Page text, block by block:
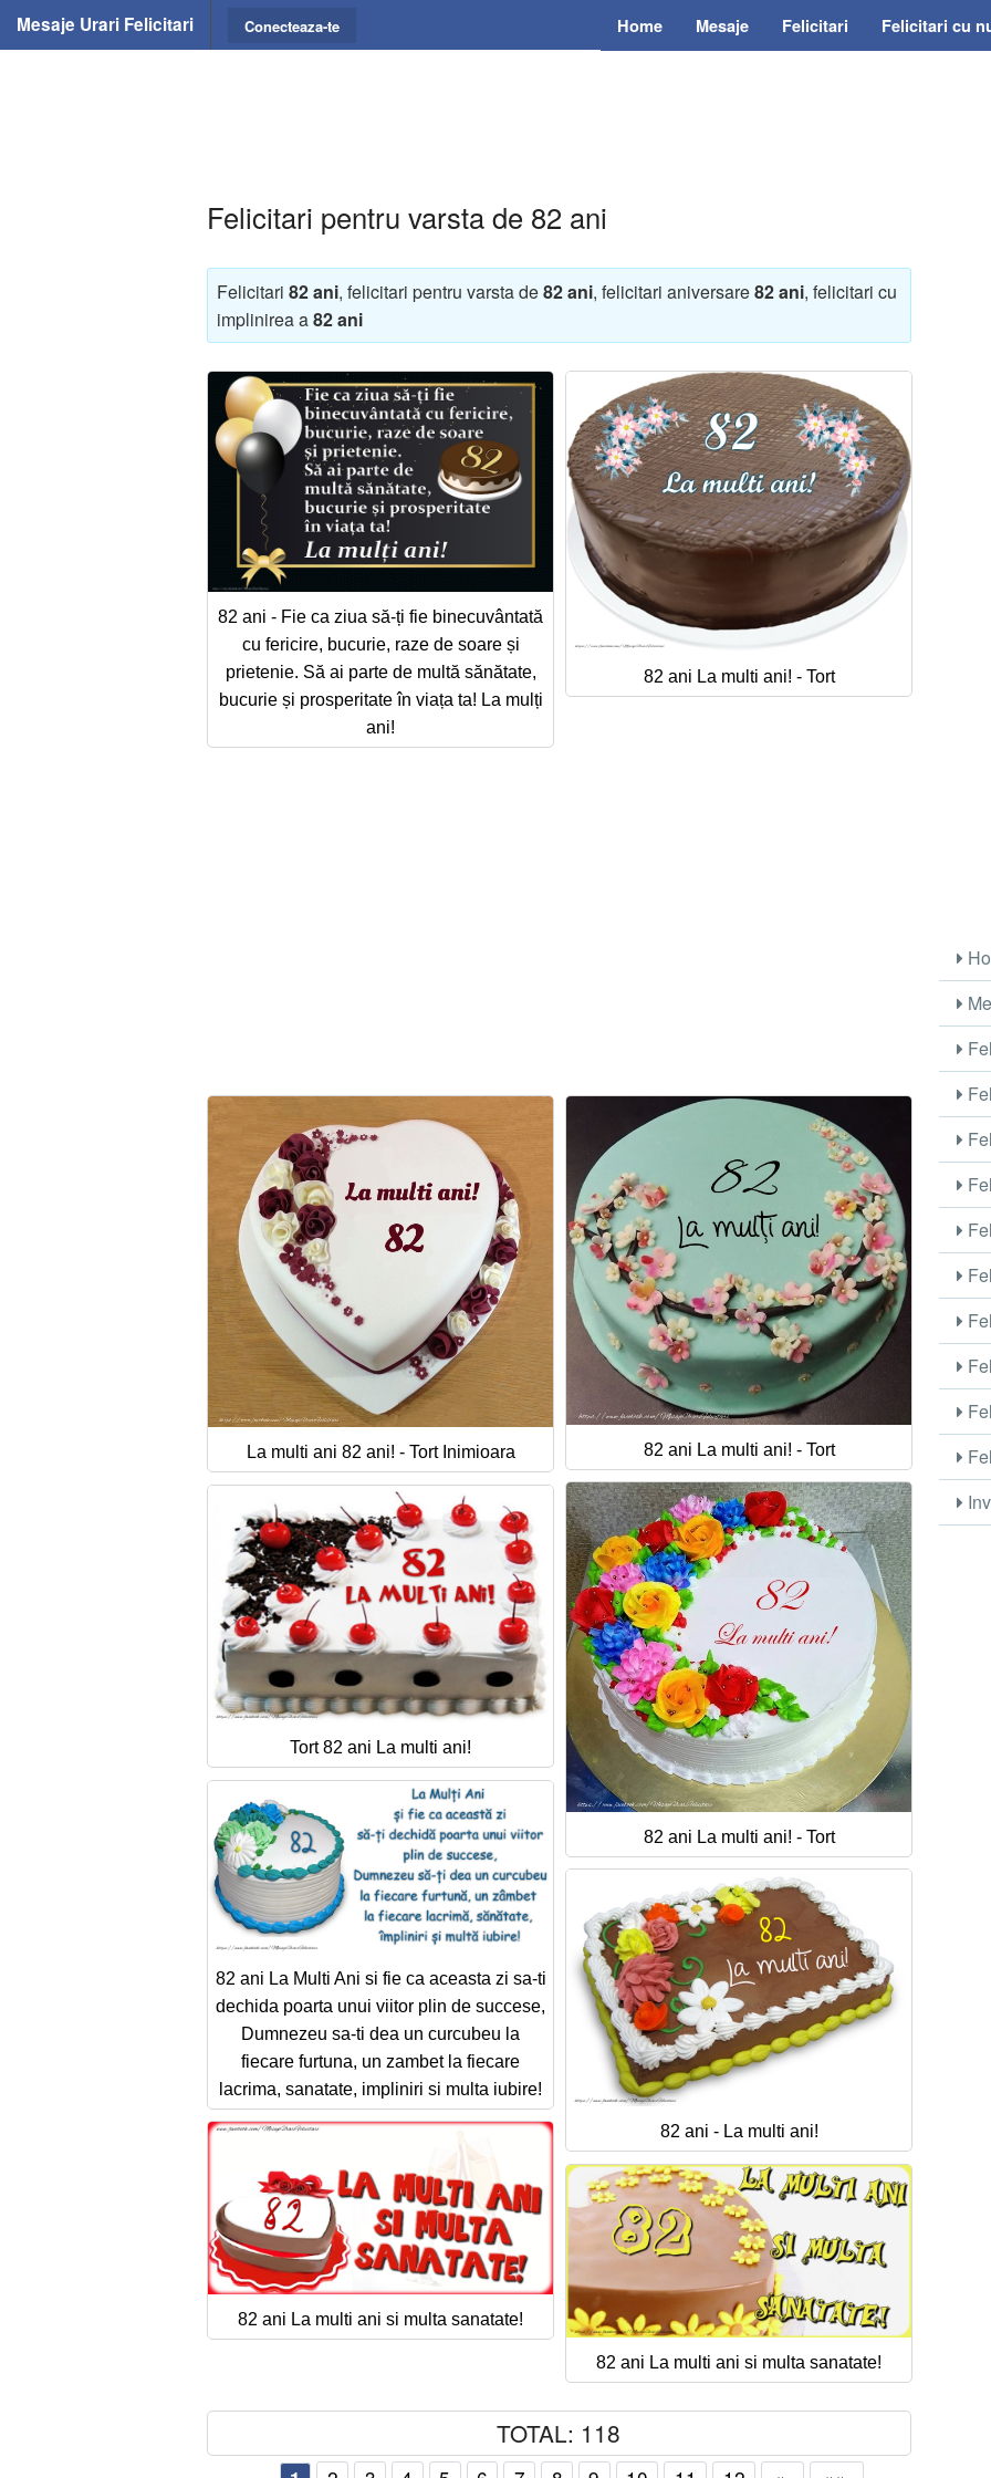
Mesaje Urari Felicitari Home Mesaje Felicitari Felicitari cu
Conecteaza-te
Felicitari pentru varsta de 82 ani
Felicitari 82 ani, felicitari pentru varsta de82 ani, felicitari aniversare82 ani, felicitari cu
implinirea a82 ani
82 ani - Fie ca ziua să-ți fie binecuvântată
cu fericire, bucurie, raze de soare și
prietenie. Să ai parte de multă sănătate,
bucurie și prosperitate în viața ta! La mulți
ani!
82 ani La multi ani! - Tort
La multi ani 82 ani! - Tort Inimioara 82 ani La multi ani! - Tort
82 ani La multi ani! - Tort
Tort 82 ani La multi ani!
82 ani La Multi Ani si fie ca aceasta zi sa-ti
dechida poarta unui viitor plin de succese,
Dumnezeu sa-ti dea un curcubeu la
fiecare furtuna, un zambet la fiecare
lacrima, sanatate, impliniri si multa iubire!
82 ani - La multi ani!
82 ani La multi ani si multa sanatate!
82 ani La multi ani si multa sanatate!
TOTAL: 118